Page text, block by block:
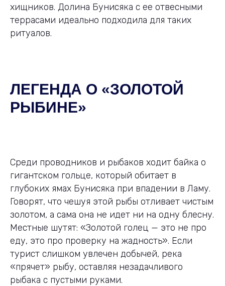
хищников. Долина Бунисяка с ее отвесными
террасами идеально подходила для таких
ритуалов.
ЛЕГЕНДА О «ЗОЛОТОЙ
РЫБИНЕ»
Среди проводников и рыбаков ходит байка о
гигантском гольце, который обитает в
глубоких ямах Бунисяка при впадении в Ламу.
Говорят, что чешуя этой рыбы отливает чистым
золотом, а сама она не идет ни на одну блесну.
Местные шутят: «Золотой голец — это не про
еду, это про проверку на жадность». Если
турист слишком увлечен добычей, река
«прячет» рыбу, оставляя незадачливого
рыбака с пустыми руками.